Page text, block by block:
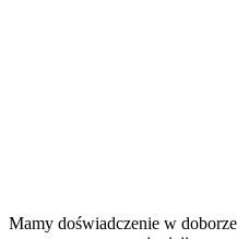
Mamy doświadczenie w